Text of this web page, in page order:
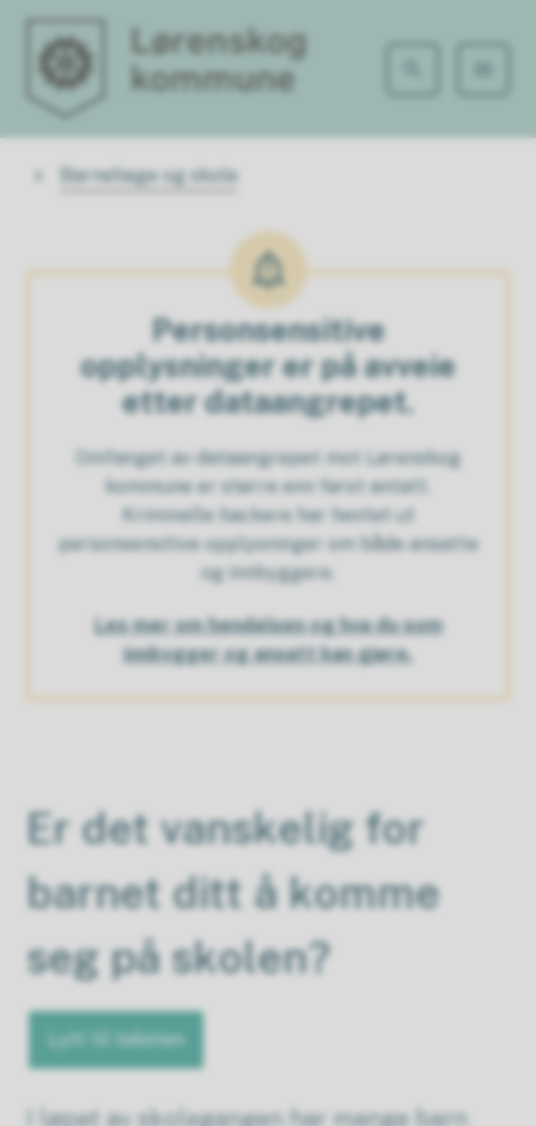
Lørenskog kommune
Du er her:
Barnehage og skole
Personsensitive
opplysninger er på avveie
etter dataangrepet.
Omfanget av dataangrepet mot Lørenskog
kommune er større enn først antatt.
Kriminelle hackere har hentet ut
personsensitive opplysninger om både ansatte
og innbyggere.
Les mer om hendelsen og hva du som
innbygger og ansatt kan gjøre.
Er det vanskelig for
barnet ditt å komme
seg på skolen?
Lytt til teksten
I løpet av skolegangen har mange barn